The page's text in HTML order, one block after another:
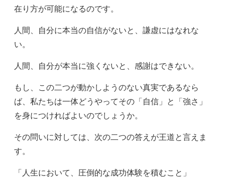
在り方が可能になるのです。
人間、自分に本当の自信がないと、謙虚にはなれな
い。
人間、自分が本当に強くないと、感謝はできない。
もし、この二つが動かしようのない真実であるなら
ば、私たちは一体どうやってその「自信」と「強さ」
を身につければよいのでしょうか。
その問いに対しては、次の二つの答えが王道と言えま
す。
「人生において、圧倒的な成功体験を積むこと」